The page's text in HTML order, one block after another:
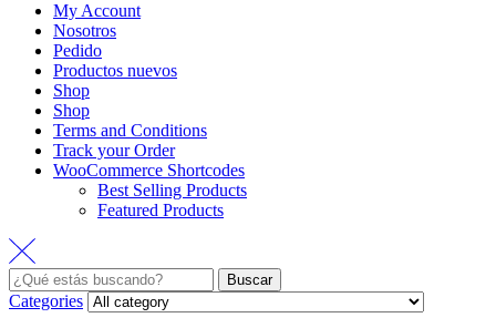
My Account
Nosotros
Pedido
Productos nuevos
Shop
Shop
Terms and Conditions
Track your Order
WooCommerce Shortcodes
Best Selling Products
Featured Products
Buscar: Buscar
Categories